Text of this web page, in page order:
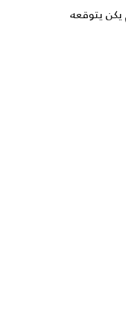
يكن يتوقعه